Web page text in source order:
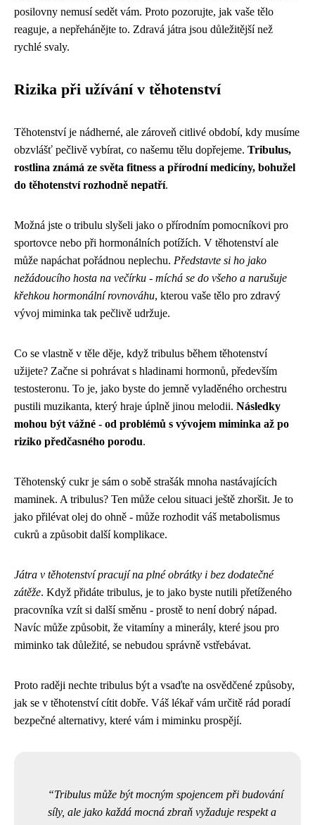
posilovny nemusí sedět vám. Proto pozorujte, jak vaše tělo
reaguje, a nepřehánějte to. Zdravá játra jsou důležitější než
rychlé svaly.
Rizika při užívání v těhotenství
Těhotenství je nádherné, ale zároveň citlivé období, kdy musíme
obzvlášť pečlivě vybírat, co našemu tělu dopřejeme. Tribulus,
rostlina známá ze světa fitness a přírodní medicíny, bohužel
do těhotenství rozhodně nepatří.
Možná jste o tribulu slyšeli jako o přírodním pomocníkovi pro
sportovce nebo při hormonálních potížích. V těhotenství ale
může napáchat pořádnou neplechu. Představte si ho jako
nežádoucího hosta na večírku - míchá se do všeho a narušuje
křehkou hormonální rovnováhu, kterou vaše tělo pro zdravý
vývoj miminka tak pečlivě udržuje.
Co se vlastně v těle děje, když tribulus během těhotenství
užijete? Začne si pohrávat s hladinami hormonů, především
testosteronu. To je, jako byste do jemně vyladěného orchestru
pustili muzikanta, který hraje úplně jinou melodii. Následky
mohou být vážné - od problémů s vývojem miminka až po
riziko předčasného porodu.
Těhotenský cukr je sám o sobě strašák mnoha nastávajících
maminek. A tribulus? Ten může celou situaci ještě zhoršit. Je to
jako přilévat olej do ohně - může rozhodit váš metabolismus
cukrů a způsobit další komplikace.
Játra v těhotenství pracují na plné obrátky i bez dodatečné
zátěže. Když přidáte tribulus, je to jako byste nutili přetíženého
pracovníka vzít si další směnu - prostě to není dobrý nápad.
Navíc může způsobit, že vitamíny a minerály, které jsou pro
miminko tak důležité, se nebudou správně vstřebávat.
Proto raději nechte tribulus být a vsaďte na osvědčené způsoby,
jak se v těhotenství cítit dobře. Váš lékař vám určitě rád poradí
bezpečné alternativy, které vám i miminku prospějí.
Tribulus může být mocným spojencem při budování
síly, ale jako každá mocná zbraň vyžaduje respekt a